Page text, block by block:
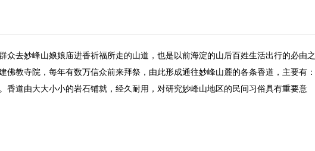
众去妙峰山娘娘庙进香祈福所走的山道，也是以前海淀的山后百姓生活出行的必由之
佛教寺院，每年有数万信众前来拜祭，由此形成通往妙峰山麓的各条香道，主要有：
香道由大大小小的岩石铺就，经久耐用，对研究妙峰山地区的民间习俗具有重要意